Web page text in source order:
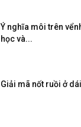
Ý nghĩa môi trên
học và...
Giải mã nốt ruồi ở